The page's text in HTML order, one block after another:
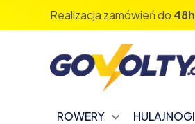
Realizacja zamówień do 48h
ROWERY HULAJNOGI